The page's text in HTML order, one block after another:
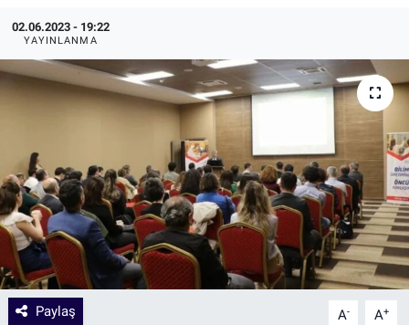
02.06.2023 - 19:22
YAYINLANMA
Paylaş A- A+